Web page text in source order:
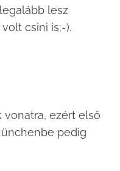
lesz
csini is;-).
ezért első
pedig